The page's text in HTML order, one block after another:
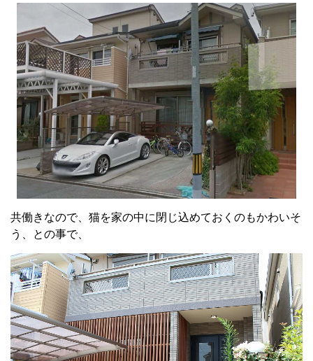
共働きなので、猫を家の中に閉じ込めておくのもかわいそ
う、との事で、